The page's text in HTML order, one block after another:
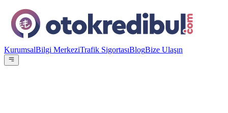
KurumsalBilgi MerkeziTrafik SigortasıBlogBize Ulaşın